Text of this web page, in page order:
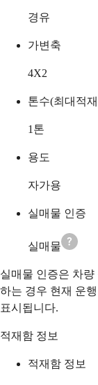
경유
가변축
4X2
톤수(최대적
1 톤
용도
자가용
실매물 인증
실매물
실매물 인증은 차
하는 경우 현재 운
표시됩니다.
적재함 정보
적재함 정보